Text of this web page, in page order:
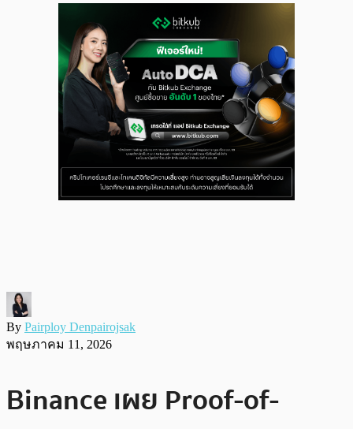
By Pairploy Denpairojsak
พฤษภาคม 11, 2026
Binance เผย Proof-of-